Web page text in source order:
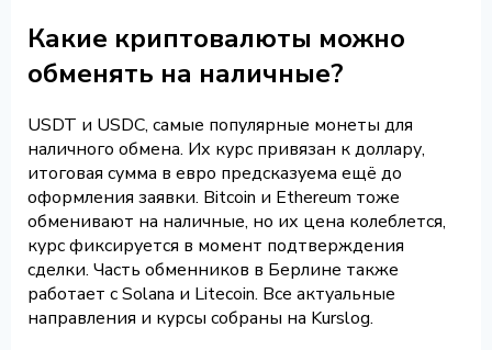
Какие криптовалюты можно
обменять на наличные?
USDT и USDC, самые популярные монеты для
наличного обмена. Их курс привязан к доллару,
итоговая сумма в евро предсказуема ещё до
оформления заявки. Bitcoin и Ethereum тоже
обменивают на наличные, но их цена колеблется,
курс фиксируется в момент подтверждения
сделки. Часть обменников в Берлине также
работает с Solana и Litecoin. Все актуальные
направления и курсы собраны на Kurslog.